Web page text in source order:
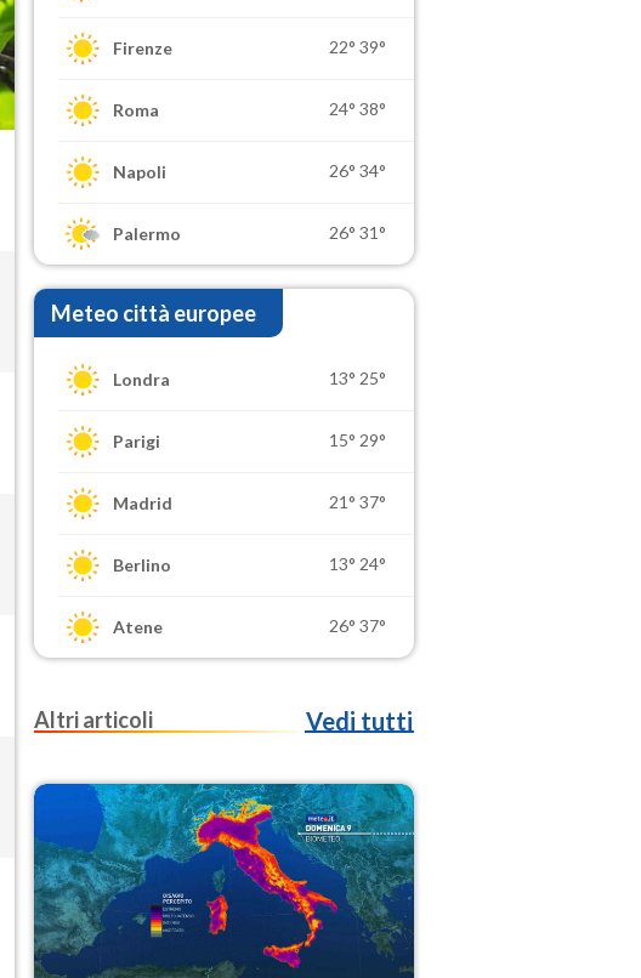
Firenze 22° 39°
Roma 24° 38°
Napoli 26° 34°
Palermo 26° 31°
Meteo città europee
Londra 13° 25°
Parigi 15° 29°
Madrid 21° 37°
Berlino 13° 24°
Atene 26° 37°
Altri articoli Vedi tutti